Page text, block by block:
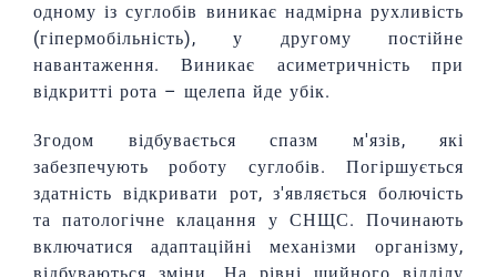
одному із суглобів виникає надмірна рухливість
(гіпермобільність), у другому постійне
навантаження. Виникає асиметричність при
відкритті рота – щелепа йде убік.
Згодом відбувається спазм м'язів, які
забезпечують роботу суглобів. Погіршується
здатність відкривати рот, з'являється болючість
та патологічне клацання у СНЩС. Починають
включатися адаптаційні механізми організму,